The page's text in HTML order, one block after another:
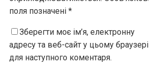
поля позначені *
Зберегти моє ім’я, електронну
адресу та веб-сайт у цьому браузері
для наступного коментаря.